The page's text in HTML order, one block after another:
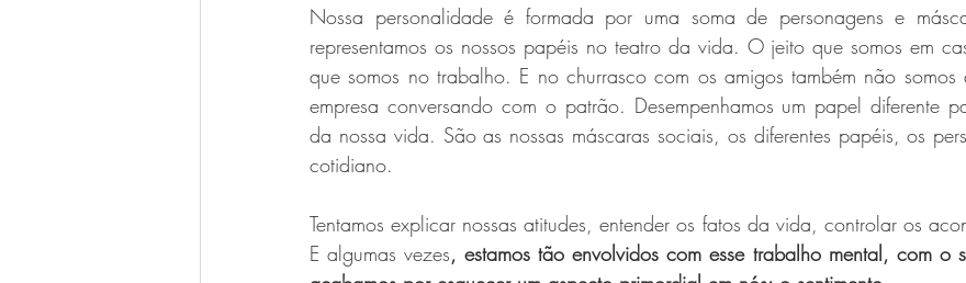
Nossa personalidade é formada por uma soma de personagens e
representamos os nossos papéis no teatro da vida. O jeito que somos em
que somos no trabalho. E no churrasco com os amigos também não somos
empresa conversando com o patrão. Desempenhamos um papel diferente
da nossa vida. São as nossas máscaras sociais, os diferentes papéis, os
cotidiano.
Tentamos explicar nossas atitudes, entender os fatos da vida, controlar os
E algumas vezes, estamos tão envolvidos com esse trabalho mental, com o